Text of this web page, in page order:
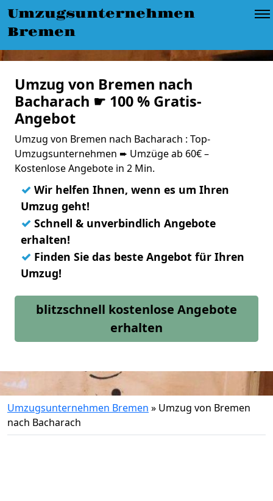
Umzugsunternehmen
Bremen
Umzug von Bremen nach
Bacharach ☛ 100 % Gratis-
Angebot
Umzug von Bremen nach Bacharach : Top-
Umzugsunternehmen ➨ Umzüge ab 60€ –
Kostenlose Angebote in 2 Min.
✓ Wir helfen Ihnen, wenn es um Ihren
Umzug geht!
✓ Schnell & unverbindlich Angebote
erhalten!
✓ Finden Sie das beste Angebot für Ihren
Umzug!
blitzschnell kostenlose Angebote
erhalten
Umzugsunternehmen Bremen » Umzug von Bremen
nach Bacharach